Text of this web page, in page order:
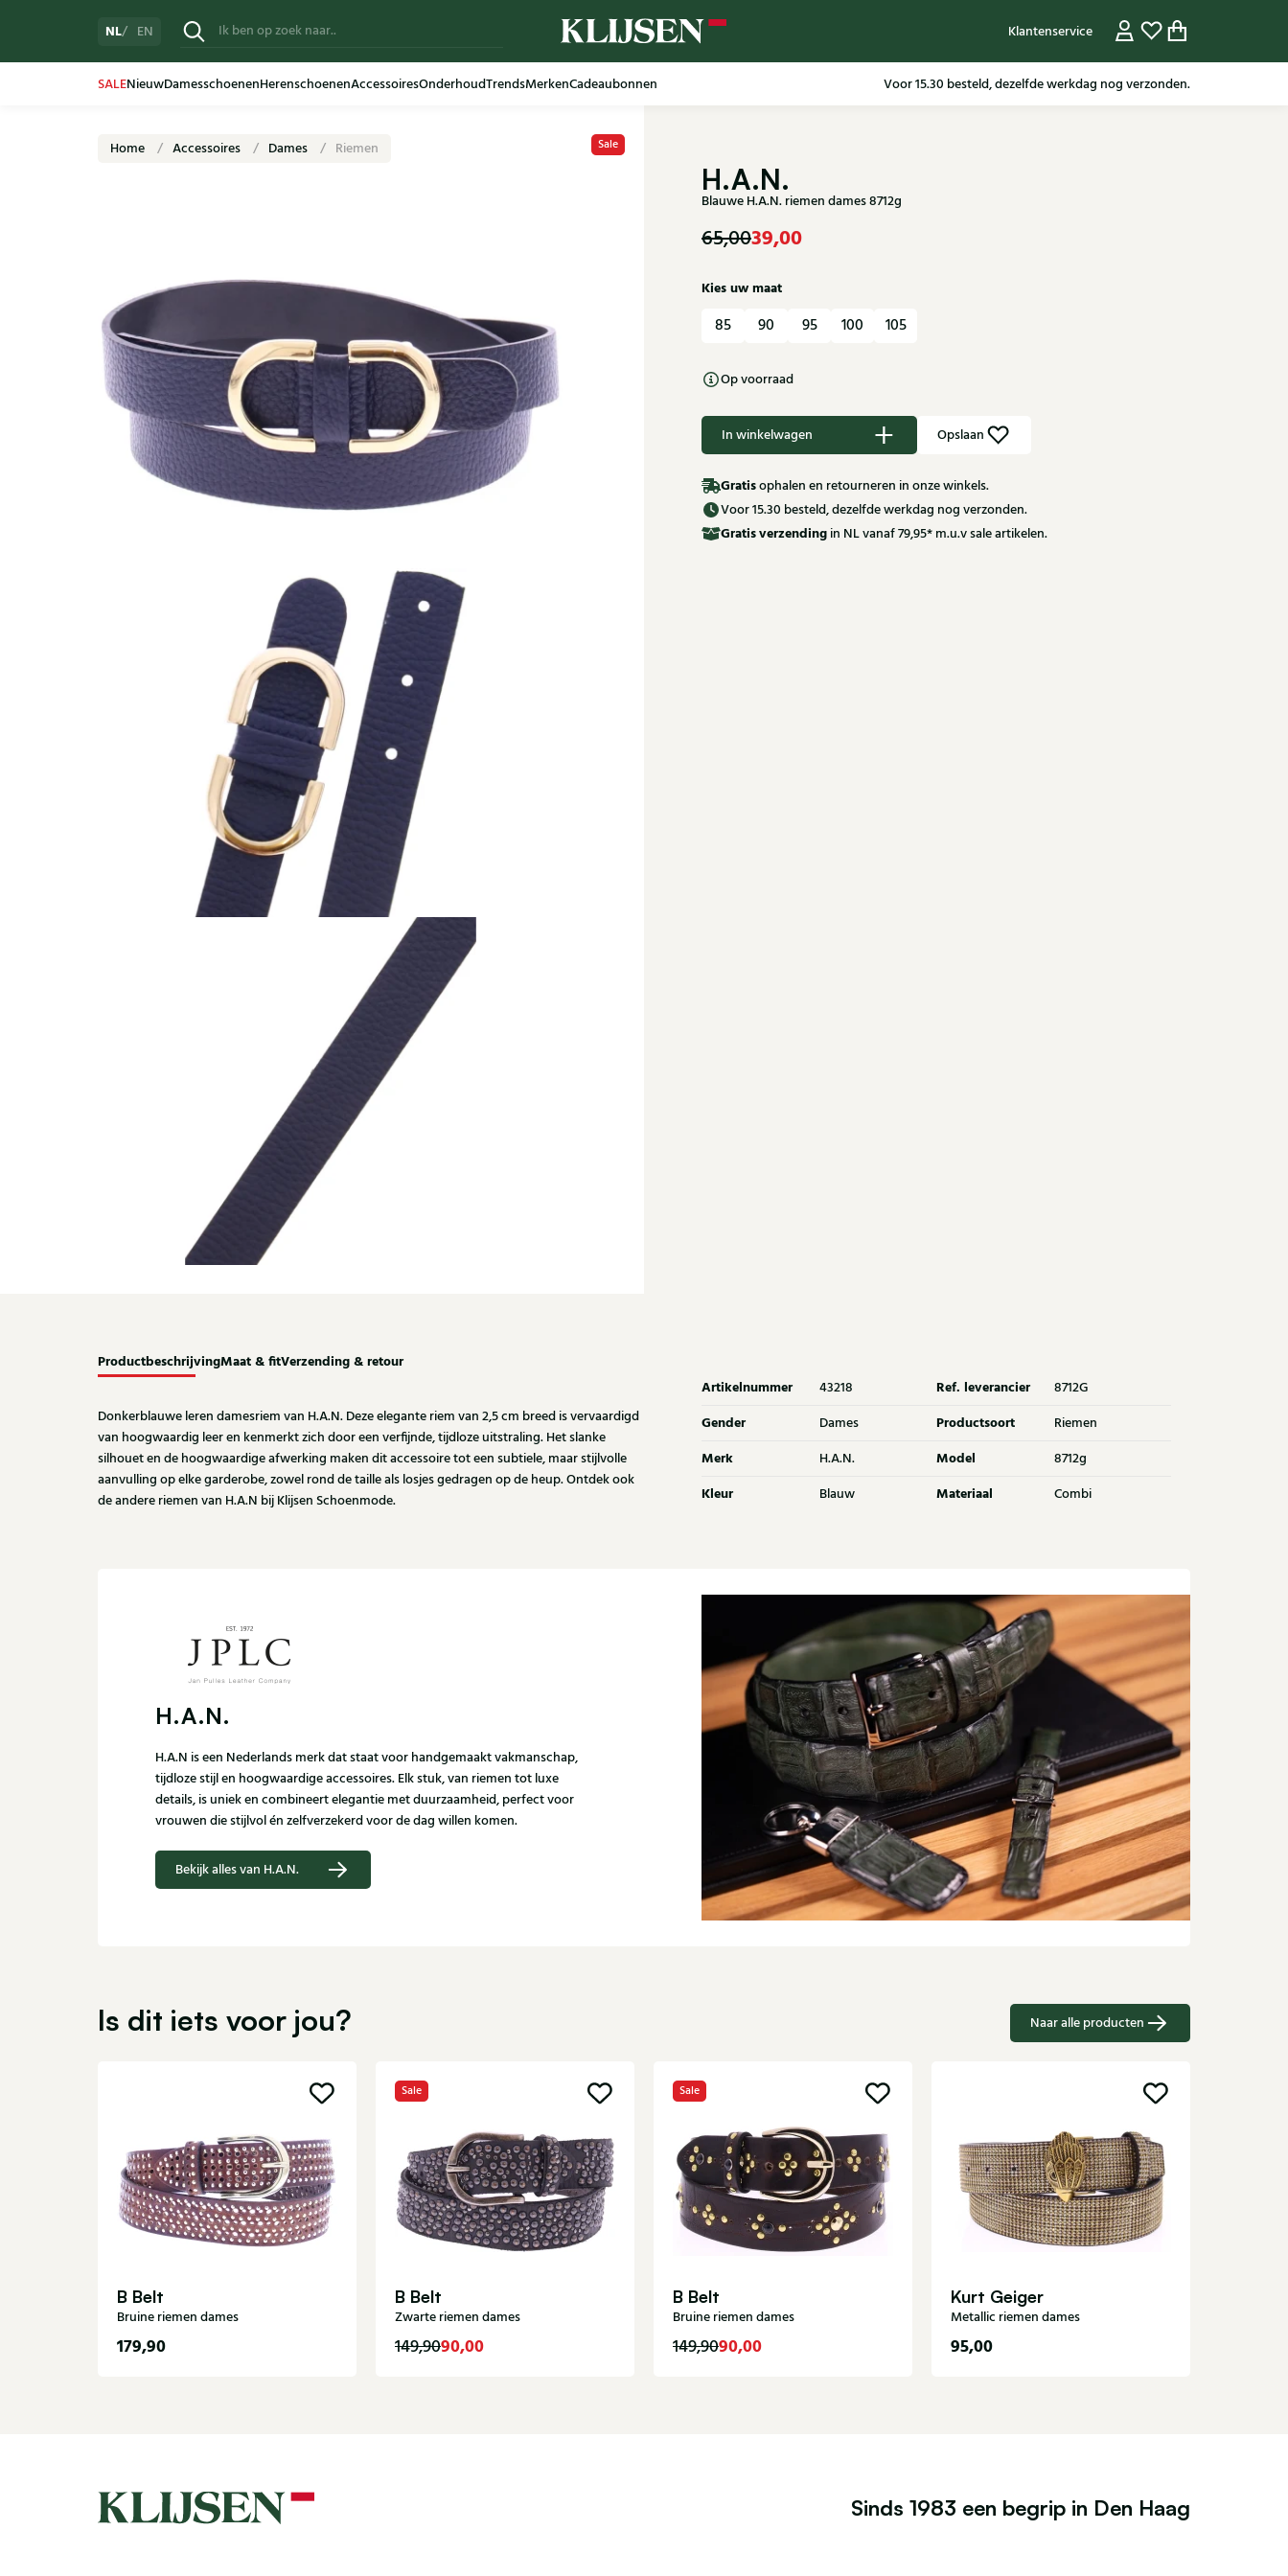
NL EN Klantenservice
SALENieuwDamesschoenenHerenschoenenAccessoiresOnderhoudTrendsMerkenCadeaubonnen Voor 15.30 besteld, dezelfde werkdag nog verzonden.
Gratis verzending in NL vanaf 79,95* m.u.v sale artikelen.
Home Accessoires Dames Riemen Sale
H.A.N.
Blauwe H.A.N. riemen dames 8712g
65,0039,00
Kies uw maat
85 90 95 100 105
Op voorraad
In winkelwagen Opslaan
Gratisophalen en retourneren in onze winkels.
Voor 15.30 besteld, dezelfde werkdag nog verzonden.
Gratisverzending in NL vanaf 79,95* m.u.v sale artikelen.
ProductbeschrijvingMaat & fitVerzending & retour
Donkerblauwe leren damesriem van H.A.N. Deze elegante riem van 2,5 cm breed is vervaardigd
van hoogwaardig leer en kenmerkt zich door een verfijnde, tijdloze uitstraling. Het slanke
silhouet en de hoogwaardige afwerking maken dit accessoire tot een subtiele, maar stijlvolle
aanvulling op elke garderobe, zowel rond de taille als losjes gedragen op de heup. Ontdek ook
de andere riemen van H.A.N bij Klijsen Schoenmode.
Artikelnummer 43218 Ref. leverancier 8712G
Gender Dames Productsoort Riemen
Merk H.A.N. Model 8712g
Kleur Blauw Materiaal Combi
H.A.N.
H.A.N is een Nederlands merk dat staat voor handgemaakt vakmanschap,
tijdloze stijl en hoogwaardige accessoires. Elk stuk, van riemen tot luxe
details, is uniek en combineert elegantie met duurzaamheid, perfect voor
vrouwen die stijlvol én zelfverzekerd voor de dag willen komen.
Bekijk alles van H.A.N.
Is dit iets voor jou? Naar alle producten
B Belt
Bruine riemen dames
179,90
Sale
B Belt
Zwarte riemen dames
149,9090,00
Sale
B Belt
Bruine riemen dames
149,9090,00
Kurt Geiger
Metallic riemen dames
95,00
Sinds 1983 een begrip in Den Haag